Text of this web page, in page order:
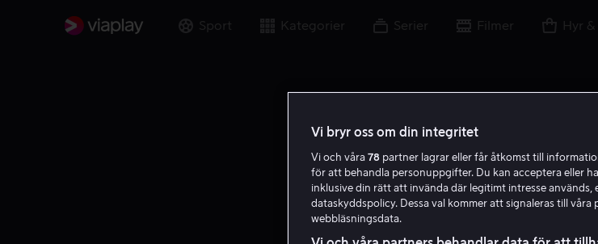
Sport Kategorier Serier Filmer Hyr
E S
Vi bryr oss om din integritet
Vi och våra 78 partner lagrar eller får åtkomst till
för att behandla personuppgifter. Du kan acceptera eller
inklusive din rätt att invända där legitimt intresse används,
dataskyddspolicy. Dessa val kommer att signaleras till
webbläsningsdata.